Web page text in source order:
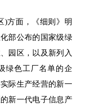
)方面，《细则》明
部公布的国家级绿
园区，以及新列入
绿色工厂名单的企
际生产经营的新一
新一代电子信息产